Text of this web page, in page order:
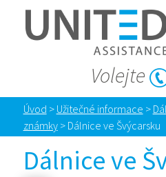
Volejte
Úvod > Užitečné informace >
známky> Dálnice ve Švýcarsku
Dálnice ve